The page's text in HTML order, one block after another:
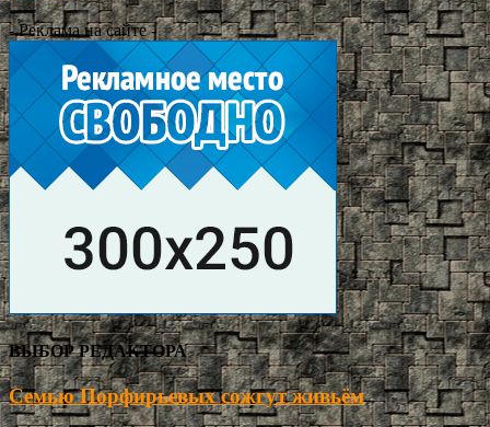
- Реклама на сайте -
ВЫБОР РЕДАКТОРА
Семью Порфирьевых сожгут живьём